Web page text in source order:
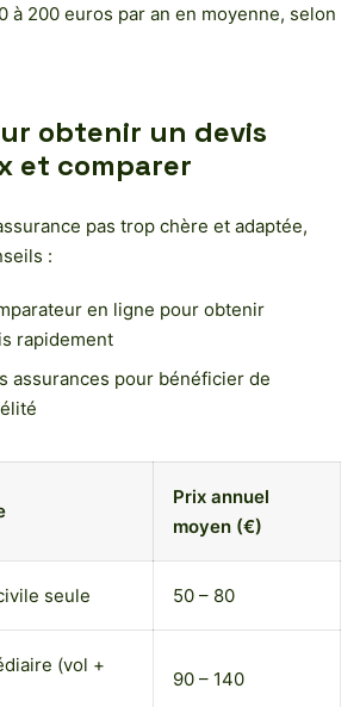
à 200 euros par an en moyenne, selon
obtenir un devis
et comparer
pas trop chère et adaptée,
:
en ligne pour obtenir
rapidement
assurances pour bénéficier de
Prix annuel
moyen (€)
seule 50 – 80
(vol +
90 – 140